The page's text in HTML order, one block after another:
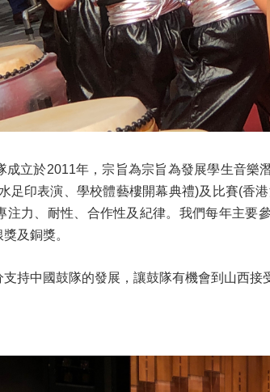
成立於2011年，宗旨為宗旨為發展學生音
足印表演、學校體藝樓開幕典禮)及比賽(香
注力、耐性、合作性及紀律。我們每年主要
及銅獎。
持中國鼓隊的發展，讓鼓隊有機會到山西接